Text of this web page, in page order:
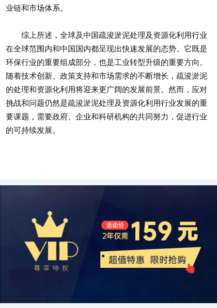
业链和市场体系。
综上所述，全球及中国疏浚淤泥处理及资源化利用行业
在全球范围内和中国国内都呈现出快速发展的态势。它既是
环保行业的重要组成部分，也是工业转型升级的重要方向。
随着技术创新、政策支持和市场需求的不断增长，疏浚淤泥
的处理和资源化利用将迎来更广阔的发展前景。然而，应对
挑战和问题仍然是疏浚淤泥处理及资源化利用行业发展的重
要课题，需要政府、企业和科研机构的共同努力，促进行业
的可持续发展。